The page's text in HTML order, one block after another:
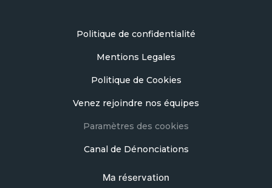
Politique de confidentialité
Mentions Legales
Politique de Cookies
Venez rejoindre nos équipes
Paramètres des cookies
Canal de Dénonciations
Ma réservation